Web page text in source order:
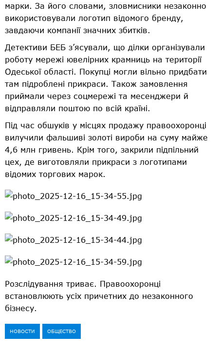
марки. За його словами, зловмисники незаконно
використовували логотип відомого бренду,
завдаючи компанії значних збитків.
Детективи БЕБ з’ясували, що ділки організували
роботу мережі ювелірних крамниць на території
Одеської області. Покупці могли вільно придбати
там підроблені прикраси. Також замовлення
приймали через соцмережі та месенджери й
відправляли поштою по всій країні.
Під час обшуків у місцях продажу правоохоронці
вилучили фальшиві золоті вироби на суму майже
4,6 млн гривень. Крім того, закрили підпільний
цех, де виготовляли прикраси з логотипами
відомих торгових марок.
Розслідування триває. Правоохоронці
встановлюють усіх причетних до незаконного
бізнесу.
НОВОСТИ ОБЩЕСТВО